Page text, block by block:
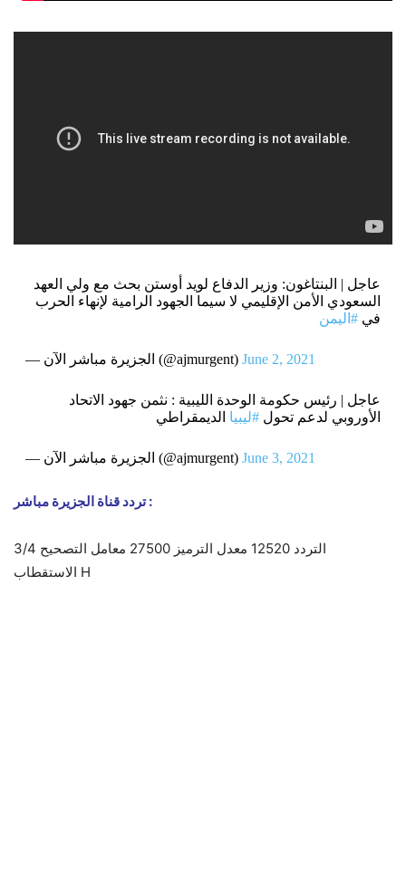
عاجل | البنتاغون: وزير الدفاع لويد أوستن بحث مع ولي العهد
السعودي الأمن الإقليمي لا سيما الجهود الرامية لإنهاء الحرب
في #اليمن
— الجزيرة مباشر الآن (@ajmurgent) June 2, 2021
عاجل | رئيس حكومة الوحدة الليبية : نثمن جهود الاتحاد
الأوروبي لدعم تحول #ليبيا الديمقراطي
— الجزيرة مباشر الآن (@ajmurgent) June 3, 2021
تردد قناة الجزيرة مباشر :
التردد 12520 معدل الترميز 27500 معامل التصحيح 3/4
الاستقطاب H